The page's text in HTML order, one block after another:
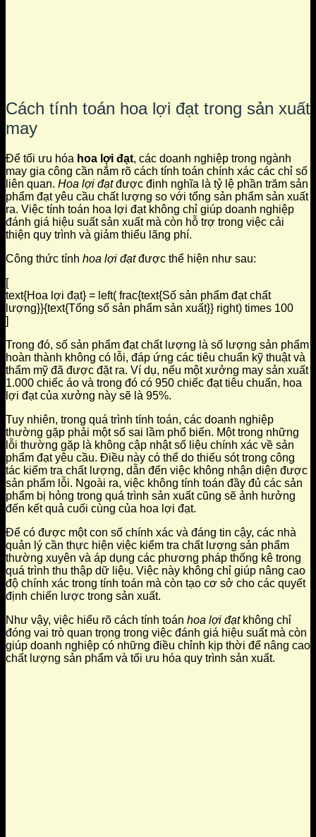
Cách tính toán hoa lợi đạt trong sản xuất
may
Để tối ưu hóa hoa lợi đạt, các doanh nghiệp trong ngành
may gia công cần nắm rõ cách tính toán chính xác các chỉ số
liên quan. Hoa lợi đạtđược định nghĩa là tỷ lệ phần trăm sản
phẩm đạt yêu cầu chất lượng so với tổng sản phẩm sản xuất
ra. Việc tính toán hoa lợi đạt không chỉ giúp doanh nghiệp
đánh giá hiệu suất sản xuất mà còn hỗ trợ trong việc cải
thiện quy trình và giảm thiểu lãng phí.
Công thức tính hoa lợi đạtđược thể hiện như sau:
[
text{Hoa lợi đạt} = left( frac{text{Số sản phẩm đạt chất
lượng}}{text{Tổng số sản phẩm sản xuất}} right) times 100
]
Trong đó, số sản phẩm đạt chất lượng là số lượng sản phẩm
hoàn thành không có lỗi, đáp ứng các tiêu chuẩn kỹ thuật và
thẩm mỹ đã được đặt ra. Ví dụ, nếu một xưởng may sản xuất
1.000 chiếc áo và trong đó có 950 chiếc đạt tiêu chuẩn, hoa
lợi đạt của xưởng này sẽ là 95%.
Tuy nhiên, trong quá trình tính toán, các doanh nghiệp
thường gặp phải một số sai lầm phổ biến. Một trong những
lỗi thường gặp là không cập nhật số liệu chính xác về sản
phẩm đạt yêu cầu. Điều này có thể do thiếu sót trong công
tác kiểm tra chất lượng, dẫn đến việc không nhận diện được
sản phẩm lỗi. Ngoài ra, việc không tính toán đầy đủ các sản
phẩm bị hỏng trong quá trình sản xuất cũng sẽ ảnh hưởng
đến kết quả cuối cùng của hoa lợi đạt.
Để có được một con số chính xác và đáng tin cậy, các nhà
quản lý cần thực hiện việc kiểm tra chất lượng sản phẩm
thường xuyên và áp dụng các phương pháp thống kê trong
quá trình thu thập dữ liệu. Việc này không chỉ giúp nâng cao
độ chính xác trong tính toán mà còn tạo cơ sở cho các quyết
định chiến lược trong sản xuất.
Như vậy, việc hiểu rõ cách tính toán hoa lợi đạtkhông chỉ
đóng vai trò quan trọng trong việc đánh giá hiệu suất mà còn
giúp doanh nghiệp có những điều chỉnh kịp thời để nâng cao
chất lượng sản phẩm và tối ưu hóa quy trình sản xuất.